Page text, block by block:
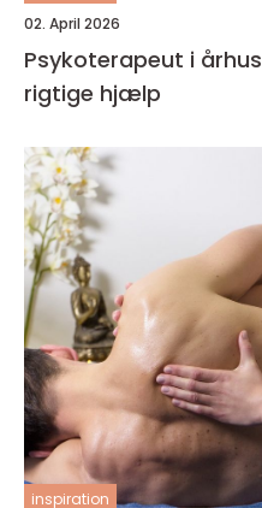
02. April 2026
Psykoterapeut i århus sådan finder du den
rigtige hjælp
inspiration